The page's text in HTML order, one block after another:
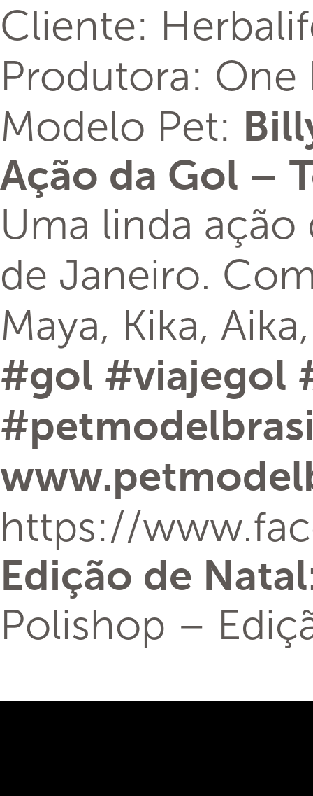
Cliente:
Produtora: One
Modelo Pet:
Ação da Gol –
Uma linda
de Janeiro.
Maya, Kika,
#gol #viajegol
#
https://
Edição de
Polishop –